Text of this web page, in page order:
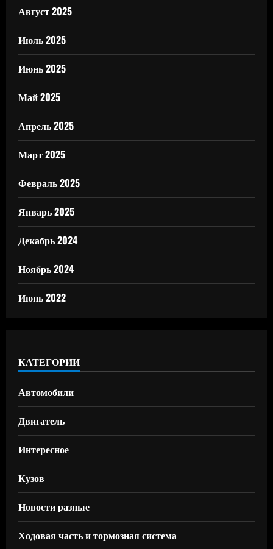
Август 2025
Июль 2025
Июнь 2025
Май 2025
Апрель 2025
Март 2025
Февраль 2025
Январь 2025
Декабрь 2024
Ноябрь 2024
Июнь 2022
КАТЕГОРИИ
Автомобили
Двигатель
Интересное
Кузов
Новости разные
Ходовая часть и тормозная система